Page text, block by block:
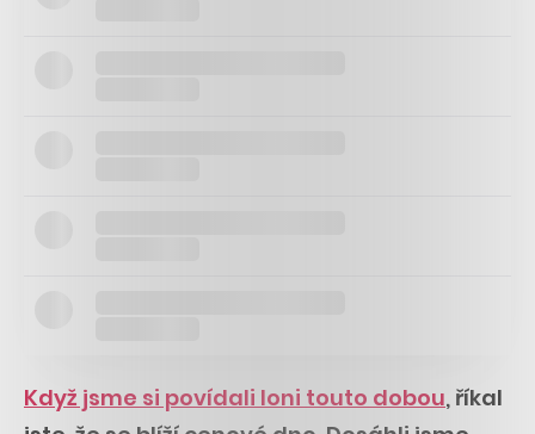
Když jsme si povídali loni touto dobou, říkal